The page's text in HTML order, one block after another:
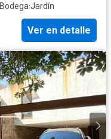
Bodega·Jardín
Ver en detalle